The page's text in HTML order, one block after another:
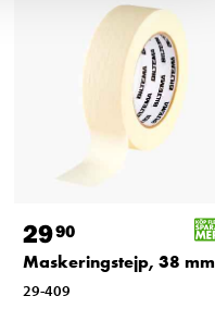
2990
Maskeringstejp, 38 mm
29-409